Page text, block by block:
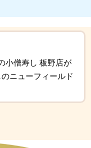
小僧寿し 板野店が
ニューフィールド